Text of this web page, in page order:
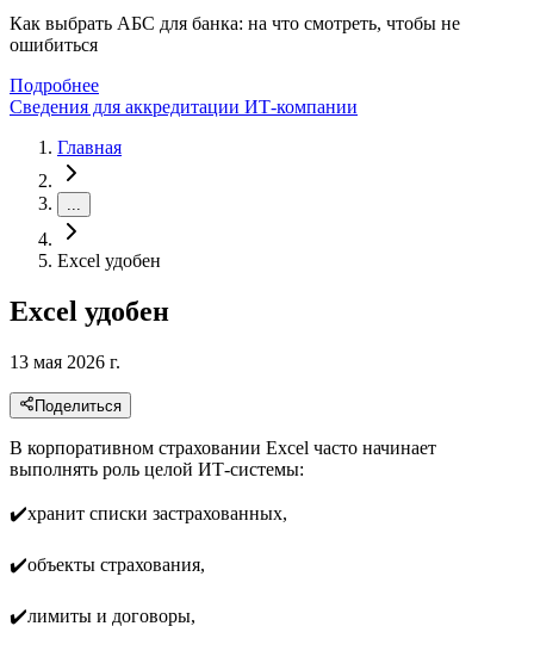
Как выбрать АБС для банка: на что смотреть, чтобы не
ошибиться
Подробнее
Сведения для аккредитации ИТ-компании
Главная
...
Excel удобен
Excel удобен
13 мая 2026 г.
Поделиться
В корпоративном страховании Excel часто начинает
выполнять роль целой ИТ-системы:
✔️хранит списки застрахованных,
✔️объекты страхования,
✔️лимиты и договоры,